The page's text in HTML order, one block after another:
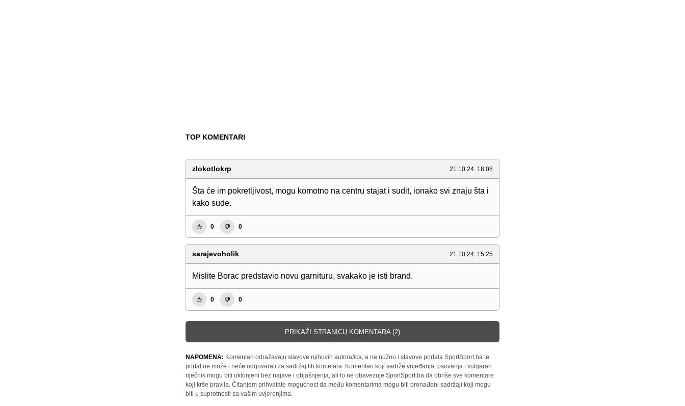
TOP KOMENTARI
zlokotlokrp 21.10.24. 18:08
Šta će im pokretljivost, mogu komotno na centru stajat i sudit, ionako svi znaju šta i
kako sude.
0 0
sarajevoholik 21.10.24. 15:25
Mislite Borac predstavio novu garnituru, svakako je isti brand.
0 0
PRIKAŽI STRANICU KOMENTARA (2)
NAPOMENA: Komentari odražavaju stavove njihovih autora/ica, a ne nužno i stavove portala SportSport.ba te
portal ne može i neće odgovarati za sadržaj tih kometara. Komentari koji sadrže vrijeđanja, psovanja i vulgaran
riječnik mogu biti uklonjeni bez najave i objašnjenja, ali to ne obavezuje SportSport.ba da obriše sve komentare
koji krše pravila. Čitanjem prihvatate mogućnost da među komentarima mogu biti pronađeni sadržaji koji mogu
biti u suprotnosti sa vašim uvjerenjima.